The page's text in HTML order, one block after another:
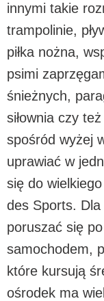
innymi takie
trampolinie,
piłka nożna,
psimi
śnieżnych,
siłownia czy
spośród wyżej
uprawiać w
się do
des Sports.
poruszać się
samochodem,
które kursują
ośrodek ma